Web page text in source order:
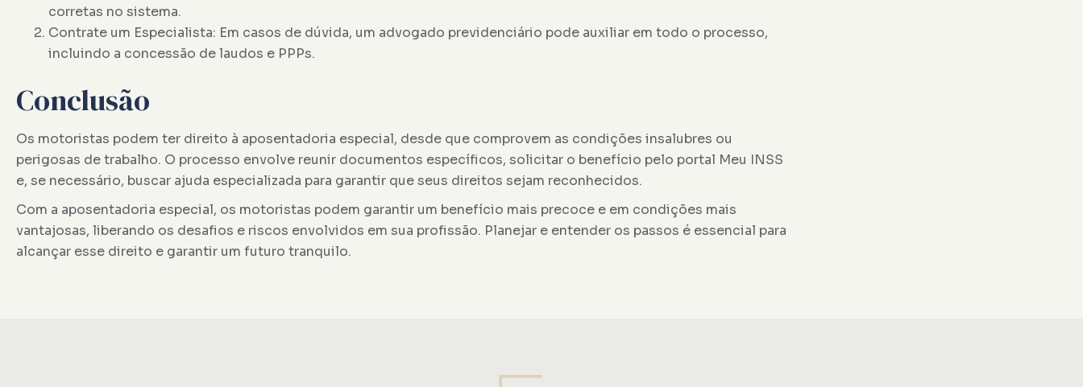
corretas no sistema.
Contrate um Especialista: Em casos de dúvida, um advogado previdenciário pode auxiliar em todo o processo,
incluindo a concessão de laudos e PPPs.
Conclusão
Os motoristas podem ter direito à aposentadoria especial, desde que comprovem as condições insalubres ou
perigosas de trabalho. O processo envolve reunir documentos específicos, solicitar o benefício pelo portal Meu INSS
e, se necessário, buscar ajuda especializada para garantir que seus direitos sejam reconhecidos.
Com a aposentadoria especial, os motoristas podem garantir um benefício mais precoce e em condições mais
vantajosas, liberando os desafios e riscos envolvidos em sua profissão. Planejar e entender os passos é essencial para
alcançar esse direito e garantir um futuro tranquilo.